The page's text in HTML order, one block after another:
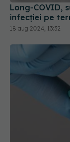
Canada
vaccinurilor